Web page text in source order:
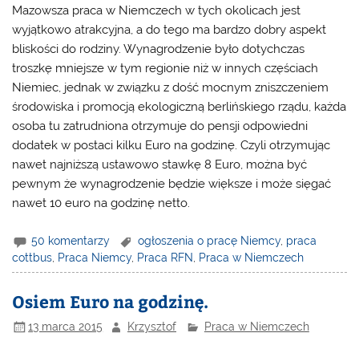
Mazowsza praca w Niemczechw tych okolicach jest
wyjątkowo atrakcyjna, a do tego ma bardzo dobry aspekt
bliskości do rodziny. Wynagrodzenie było dotychczas
troszkę mniejsze w tym regionie niż w innych częściach
Niemiec, jednak w związku z dość mocnym zniszczeniem
środowiska i promocją ekologiczną berlińskiego rządu, każda
osoba tu zatrudniona otrzymuje do pensji odpowiedni
dodatek w postaci kilku Euro na godzinę. Czyli otrzymując
nawet najniższą ustawowo stawkę 8 Euro, można być
pewnym że wynagrodzenie będzie większe i może sięgać
nawet 10 euro na godzinę netto.
50 komentarzy ogłoszenia o pracę Niemcy, praca
cottbus, Praca Niemcy, Praca RFN, Praca w Niemczech
Osiem Euro na godzinę.
13 marca 2015 Krzysztof Praca w Niemczech